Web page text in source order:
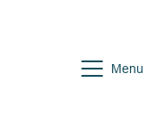
Menu